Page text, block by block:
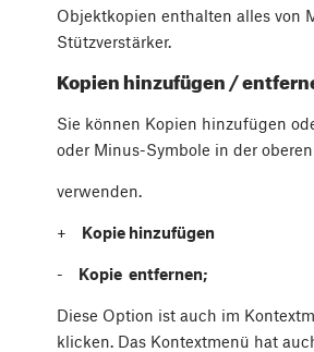
Objektkopien enthalten alles von
Stützverstärker.
Kopien hinzufügen /
Sie können Kopien hinzufügen
oder Minus-Symbole in der
verwenden.
+ Kopie hinzufügen
- Kopie entfernen;
Diese Option ist auch im
klicken. Das Kontextmenü hat